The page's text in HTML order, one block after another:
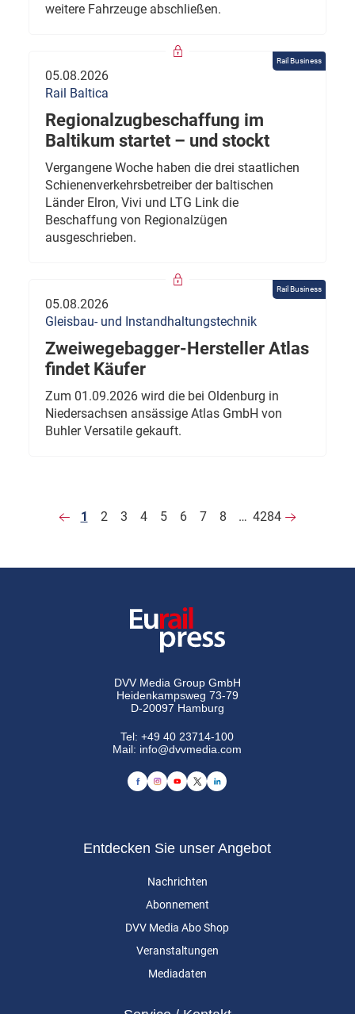
weitere Fahrzeuge abschließen.
Rail Business
05.08.2026
Rail Baltica
Regionalzugbeschaffung im
Baltikum startet – und stockt
Vergangene Woche haben die drei staatlichen
Schienenverkehrsbetreiber der baltischen
Länder Elron, Vivi und LTG Link die
Beschaffung von Regionalzügen
ausgeschrieben.
Rail Business
05.08.2026
Gleisbau- und Instandhaltungstechnik
Zweiwegebagger-Hersteller Atlas
findet Käufer
Zum 01.09.2026 wird die bei Oldenburg in
Niedersachsen ansässige Atlas GmbH von
Buhler Versatile gekauft.
1 2 3 4 5 6 7 8 … 4284
DVV Media Group GmbH
Heidenkampsweg 73-79
D-20097 Hamburg
Tel:+49 40 23714-100
Mail: info@dvvmedia.com
Entdecken Sie unser Angebot
Nachrichten
Abonnement
DVV Media Abo Shop
Veranstaltungen
Mediadaten